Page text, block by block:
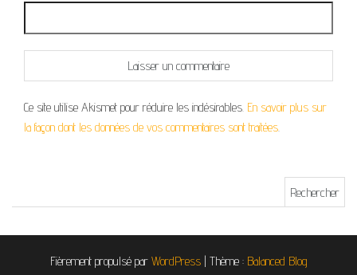
Ce site utilise Akismet pour réduire les indésirables. En savoir plus sur
la façon dont les données de vos commentaires sont traitées.
Fièrement propulsé par WordPress | Thème : Balanced Blog